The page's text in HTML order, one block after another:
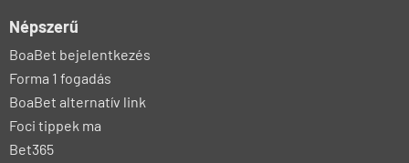
Népszerű
BoaBet bejelentkezés
Forma 1 fogadás
BoaBet alternatív link
Foci tippek ma
Bet365